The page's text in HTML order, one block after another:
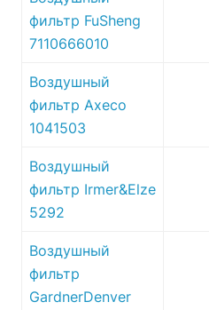
фильтр FuSheng
7110666010
Воздушный
фильтр Axeco
1041503
Воздушный
фильтр Irmer&Elze
5292
Воздушный
фильтр
GardnerDenver